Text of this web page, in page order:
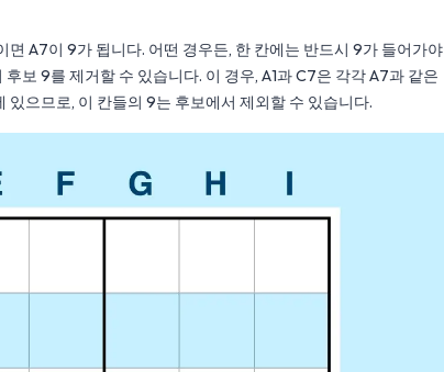
A7이 9가 됩니다. 어떤 경우든, 한 칸에는 반드시 9가 들어가야
보 9를 제거할 수 있습니다. 이 경우, A1과 C7은 각각 A7과 같은
으므로, 이 칸들의 9는 후보에서 제외할 수 있습니다.